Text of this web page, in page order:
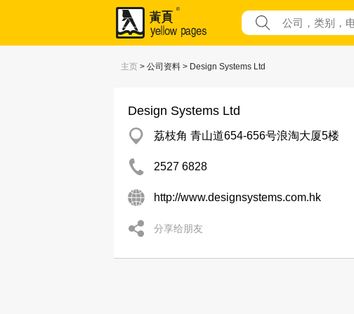
主页 > 公司资料 > Design Systems Ltd
Design Systems Ltd
荔枝角 青山道654-656号浪淘大厦5楼
2527 6828
http://www.designsystems.com.hk
分享给朋友